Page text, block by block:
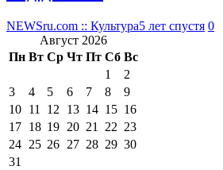
NEWSru.com :: Культура5 лет спустя 0
Август 2026
Пн Вт Ср Чт Пт Сб Вс
1
2
3
4 5 6 7 8
9
10 11 12 13 14 15 16
17 18 19 20 21 22 23
24 25 26 27 28 29 30
31